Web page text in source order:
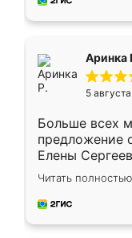
Аринка
5
Больше всех
предложение
Елены
короткие
для замера
предложил по
Читать полностью